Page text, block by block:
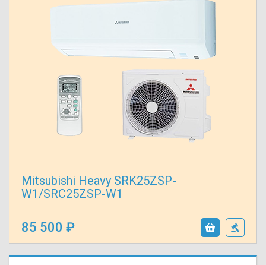
Mitsubishi Heavy SRK25ZSP-
W1/SRC25ZSP-W1
85 500